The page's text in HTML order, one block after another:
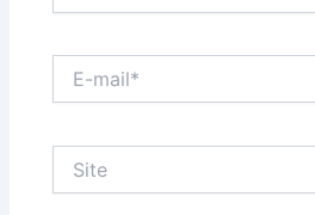
mail*